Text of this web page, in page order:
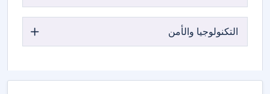
التكنولوجيا والأمن